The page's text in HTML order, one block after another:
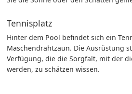
Tennisplatz
Hinter dem Pool befindet sich ein
Maschendrahtzaun. Die Ausrüstung
Verfügung, die die Sorgfalt, mit der
werden, zu schätzen wissen.